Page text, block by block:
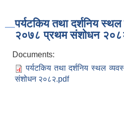
पर्यटकिय तथा दर्शनिय स्थल
२०७८ प्रथम संशोधन
Documents:
पर्यटकिय तथा दर्शनिय स्थल
संशोधन २०८२.pdf